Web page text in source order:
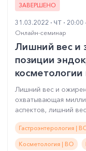
ЗАВЕРШЕНО
31.03.2022 ЧТ 20:00
Онлайн-семинар
Лишний вес и
позиции
косметологии
Лишний вес и
охватывающая
аспектов, лишний
Гастроэнтерология |
Косметология | ВО